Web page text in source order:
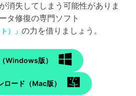
消失してしまう可能性がありま
タ修復の専門ソフト
）」 の力を借りましょう。
Windows版）
ロード（Mac版）